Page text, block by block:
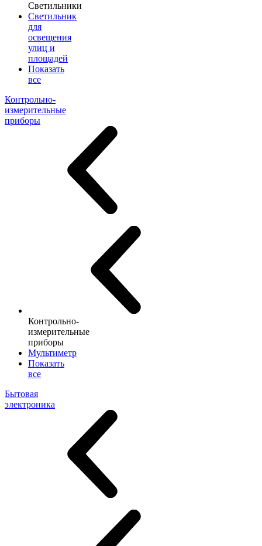
Светильники
Светильник
для
освещения
улиц и
площадей
Показать
все
Контрольно-
измерительные
приборы
Контрольно-
измерительные
приборы
Мультиметр
Показать
все
Бытовая
электроника